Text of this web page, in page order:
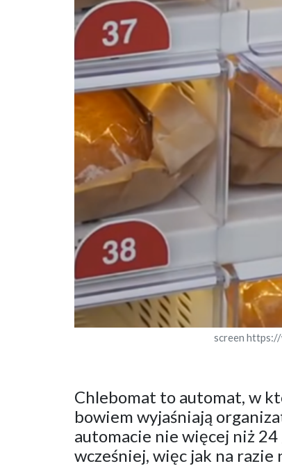
screen
Chlebomat to automat, w
bowiem wyjaśniają
automacie nie więcej niż
wcześniej, więc jak na razie